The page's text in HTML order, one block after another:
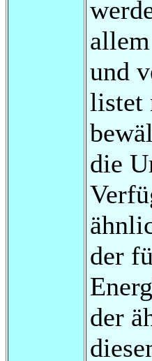
und
listet
die
der
der